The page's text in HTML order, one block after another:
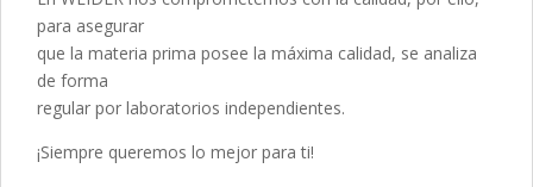
para asegurar
que la materia prima posee la máxima calidad, se analiza
de forma
regular por laboratorios independientes.
¡Siempre queremos lo mejor para ti!